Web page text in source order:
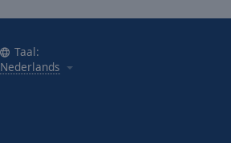
Taal:
Nederlands